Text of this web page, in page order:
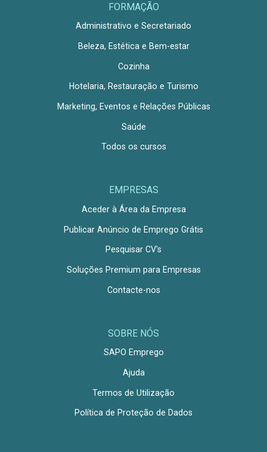
FORMAÇÃO
Administrativo e Secretariado
Beleza, Estética e Bem-estar
Cozinha
Hotelaria, Restauração e Turismo
Marketing, Eventos e Relações Públicas
Saúde
Todos os cursos
EMPRESAS
Aceder à Área da Empresa
Publicar Anúncio de Emprego Grátis
Pesquisar CV's
Soluções Premium para Empresas
Contacte-nos
SOBRE NÓS
SAPO Emprego
Ajuda
Termos de Utilização
Política de Proteção de Dados